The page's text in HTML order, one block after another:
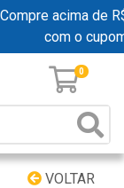
Compre acima de
com o
0
VOLTAR